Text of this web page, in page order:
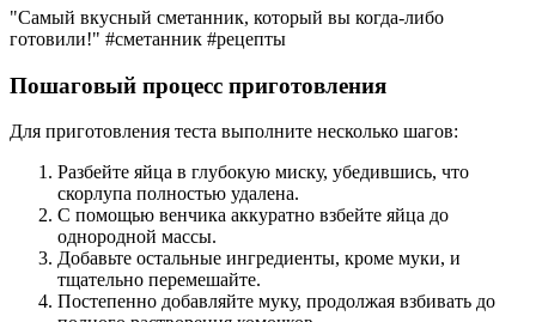
"Самый вкусный сметанник, который вы когда-либо
готовили!" #сметанник #рецепты
Пошаговый процесс приготовления
Для приготовления теста выполните несколько шагов:
Разбейте яйца в глубокую миску, убедившись, что
скорлупа полностью удалена.
С помощью венчика аккуратно взбейте яйца до
однородной массы.
Добавьте остальные ингредиенты, кроме муки, и
тщательно перемешайте.
Постепенно добавляйте муку, продолжая взбивать до